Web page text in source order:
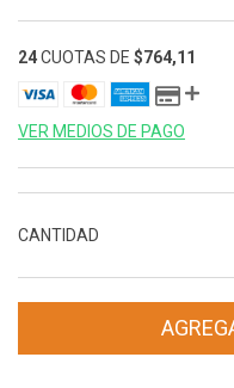
24CUOTAS DE $764,11
VER MEDIOS DE PAGO
CANTIDAD